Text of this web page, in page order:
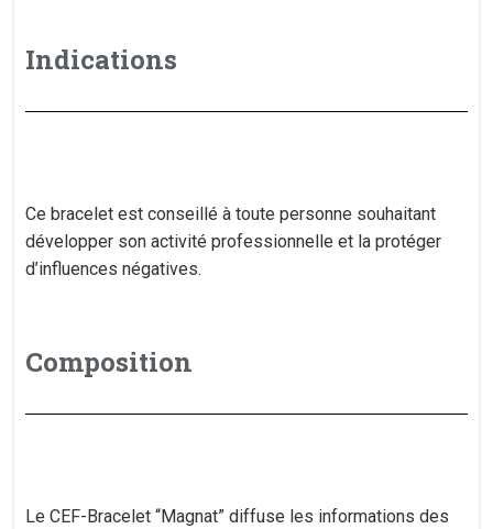
Indications
Ce bracelet est conseillé à toute personne souhaitant
développer son activité professionnelle et la protéger
d’influences négatives.
Composition
Le CEF-Bracelet “Magnat” diffuse les informations des